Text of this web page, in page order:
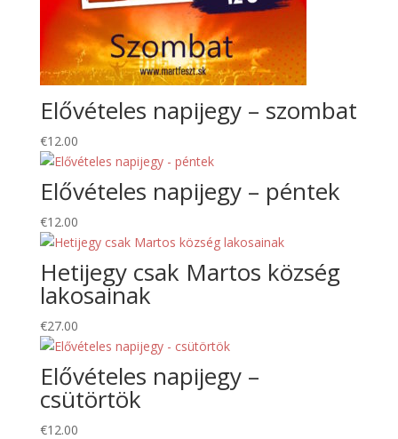
Elővételes napijegy – szombat
€12.00
Elővételes napijegy – péntek
€12.00
Hetijegy csak Martos község
lakosainak
€27.00
Elővételes napijegy –
csütörtök
€12.00